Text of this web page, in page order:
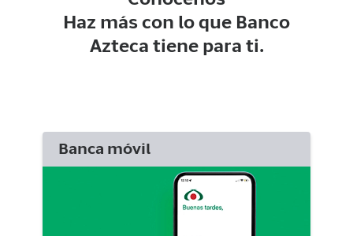
Haz más con lo que Banco
Azteca tiene para ti.
Banca móvil